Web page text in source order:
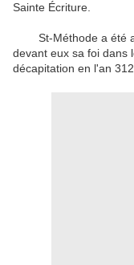
Sainte Écriture.
St-Méthode a été
devant eux sa foi dans
décapitation en l'an 312.